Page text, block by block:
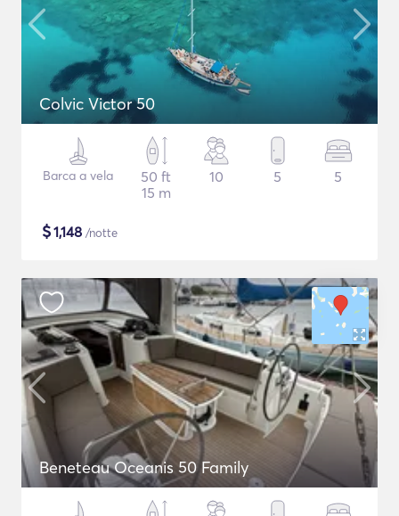
Colvic Victor 50
Barca a vela
50 ft
15 m
10 5 5
$1,148 /notte
Beneteau Oceanis 50 Family